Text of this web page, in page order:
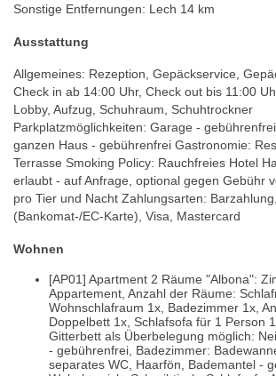
Sonstige Entfernungen: Lech 14 km
Ausstattung
Allgemeines: Rezeption, Gepäckservice,
Check in ab 14:00 Uhr, Check out bis 11:00
Lobby, Aufzug, Schuhraum, Schuhtrockner
Parkplatzmöglichkeiten: Garage -
ganzen Haus - gebührenfrei Gastronomie:
Terrasse Smoking Policy: Rauchfreies Hotel
erlaubt - auf Anfrage, optional gegen Gebühr
pro Tier und Nacht Zahlungsarten:
(Bankomat-/EC-Karte), Visa, Mastercard
Wohnen
[AP01] Apartment 2 Räume "Albona":
Appartement, Anzahl der Räume:
Wohnschlafraum 1x, Badezimmer 1x,
Doppelbett 1x, Schlafsofa für 1 Person
Gitterbett als Überbelegung möglich:
- gebührenfrei, Badezimmer:
separates WC, Haarfön, Bademantel -